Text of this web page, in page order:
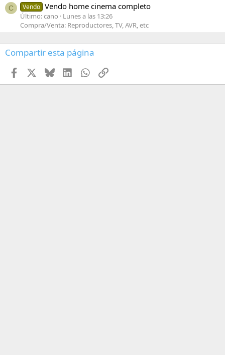
C Vendo Vendo home cinema completo
Último: cano
Lunes a las 13:26
Compra/Venta: Reproductores, TV, AVR, etc
Compartir esta página
Facebook BlueskyLinkedInWhatsApp
Enlace